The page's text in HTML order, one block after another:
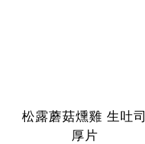
松露蘑菇燻雞 生吐司
厚片